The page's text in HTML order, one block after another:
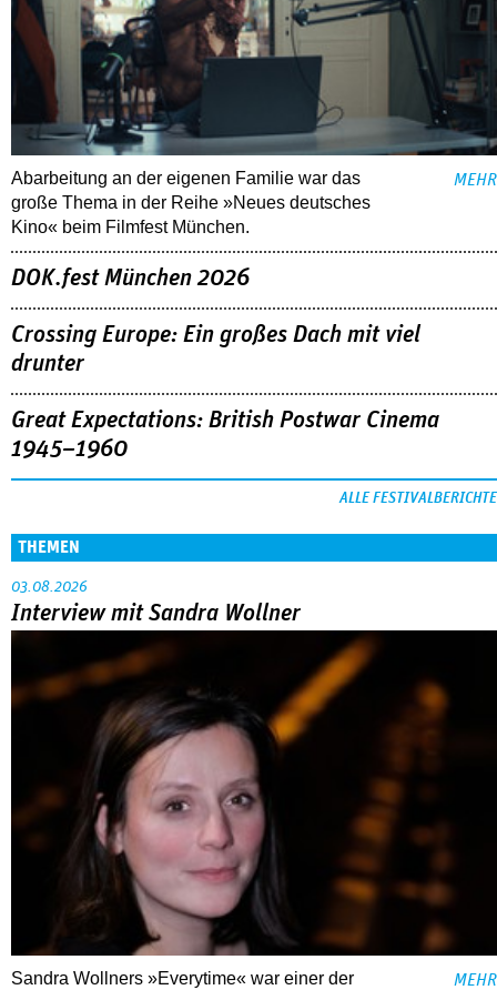
Abarbeitung an der eigenen Familie war das
große Thema in der Reihe »Neues deutsches
Kino« beim Filmfest München.
MEHR
DOK.fest München 2026
Crossing Europe: Ein großes Dach mit viel
drunter
Great Expectations: British Postwar Cinema
1945–1960
ALLE FESTIVALBERICHTE
THEMEN
03.08.2026
Interview mit Sandra Wollner
Sandra Wollners »Everytime« war einer der
MEHR